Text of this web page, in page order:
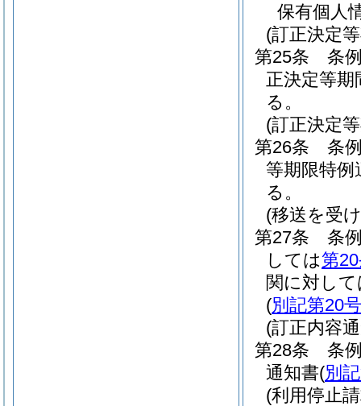
保有個人
(訂正決定
第25条
条
正決定等期
る。
(訂正決定
第26条
条
等期限特例
る。
(移送を受
第27条
条
しては第
関に対し
(別記第20
(訂正内容
第28条
条
通知書(別
(利用停止